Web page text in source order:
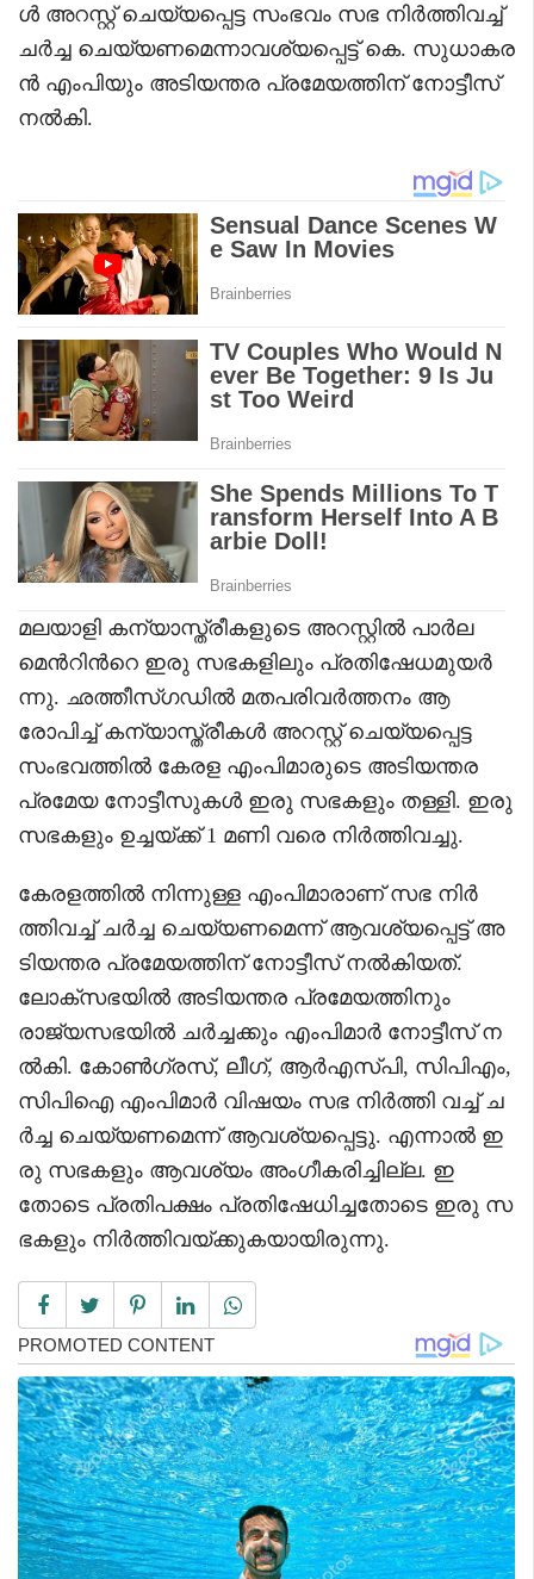
ൾ അറസ്റ്റ് ചെയ്യപ്പെട്ട സംഭവം സഭ നിർത്തിവച്ച്
ചർച്ച ചെയ്യണമെന്നാവശ്യപ്പെട്ട് കെ. സുധാകര
ൻ എംപിയും അടിയന്തര പ്രമേയത്തിന് നോട്ടീസ്
നൽകി.
മലയാളി കന്യാസ്ത്രീകളുടെ അറസ്റ്റിൽ പാർല
മെൻറിൻറെ ഇരു സഭകളിലും പ്രതിഷേധമുയർ
ന്നു. ഛത്തീസ്ഗഡിൽ മതപരിവർത്തനം ആ
രോപിച്ച് കന്യാസ്ത്രീകൾ അറസ്റ്റ് ചെയ്യപ്പെട്ട
സംഭവത്തിൽ കേരള എംപിമാരുടെ അടിയന്തര
പ്രമേയ നോട്ടീസുകൾ ഇരു സഭകളും തള്ളി. ഇരു
സഭകളും ഉച്ചയ്ക്ക് 1 മണി വരെ നിർത്തിവച്ചു.
കേരളത്തിൽ നിന്നുള്ള എംപിമാരാണ് സഭ നിർ
ത്തിവച്ച് ചർച്ച ചെയ്യണമെന്ന് ആവശ്യപ്പെട്ട് അ
ടിയന്തര പ്രമേയത്തിന് നോട്ടീസ് നൽകിയത്.
ലോക്‌സഭയിൽ അടിയന്തര പ്രമേയത്തിനും
രാജ്യസഭയിൽ ചർച്ചക്കും എംപിമാർ നോട്ടീസ് ന
ൽകി. കോൺഗ്രസ്, ലീഗ്, ആർഎസ്പി, സിപിഎം,
സിപിഐ എംപിമാർ വിഷയം സഭ നിർത്തി വച്ച് ച
ർച്ച ചെയ്യണമെന്ന് ആവശ്യപ്പെട്ടു. എന്നാൽ ഇ
രു സഭകളും ആവശ്യം അംഗീകരിച്ചില്ല. ഇ
തോടെ പ്രതിപക്ഷം പ്രതിഷേധിച്ചതോടെ ഇരു സ
ഭകളും നിർത്തിവയ്ക്കുകയായിരുന്നു.